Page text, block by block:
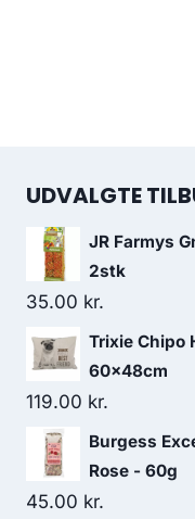
UDVALGTE
JR Farmys
2stk
35.00 kr.
Trixie Chipo
60x48cm
119.00 kr.
Burgess
Rose - 60g
45.00 kr.